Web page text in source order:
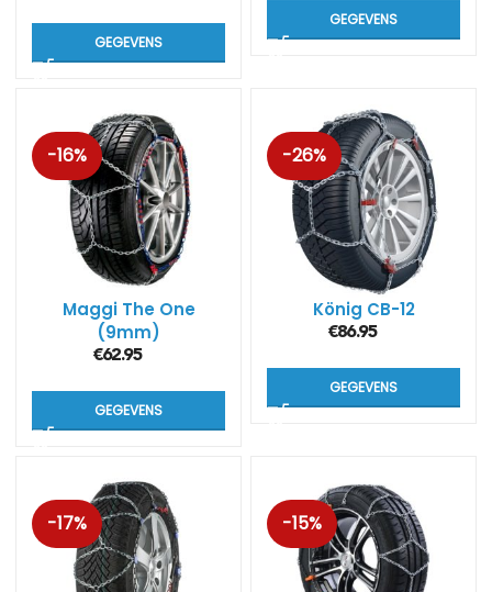
GEGEVENS
GEGEVENS
-16%
Maggi The One
(9mm)
€62.95
GEGEVENS
-26%
König CB-12
€86.95
GEGEVENS
-17% -15%